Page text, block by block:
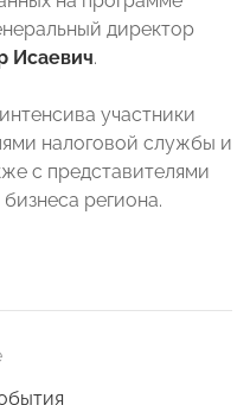
директор
Исаевич.
участники
налоговой службы и
с представителями
региона.